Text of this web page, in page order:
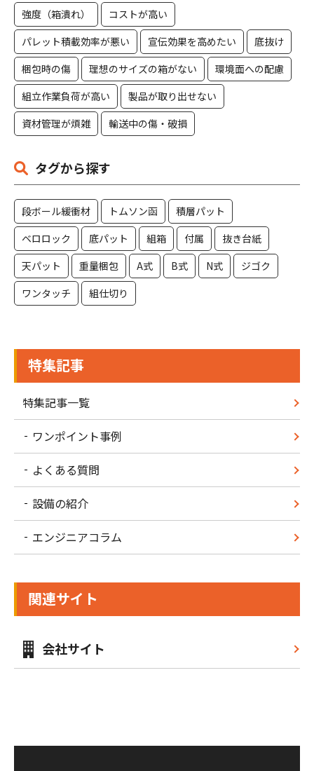
強度（箱潰れ）
コストが高い
パレット積載効率が悪い
宣伝効果を高めたい
底抜け
梱包時の傷
理想のサイズの箱がない
環境面への配慮
組立作業負荷が高い
製品が取り出せない
資材管理が煩雑
輸送中の傷・破損
タグから探す
段ボール緩衝材 トムソン函
積層パット
ベロロック
底パット 組箱 付属
抜き台紙
天パット
重量梱包 A式 B式 N式
ジゴク
ワンタッチ
組仕切り
特集記事
特集記事一覧
ワンポイント事例
よくある質問
設備の紹介
エンジニアコラム
関連サイト
会社サイト